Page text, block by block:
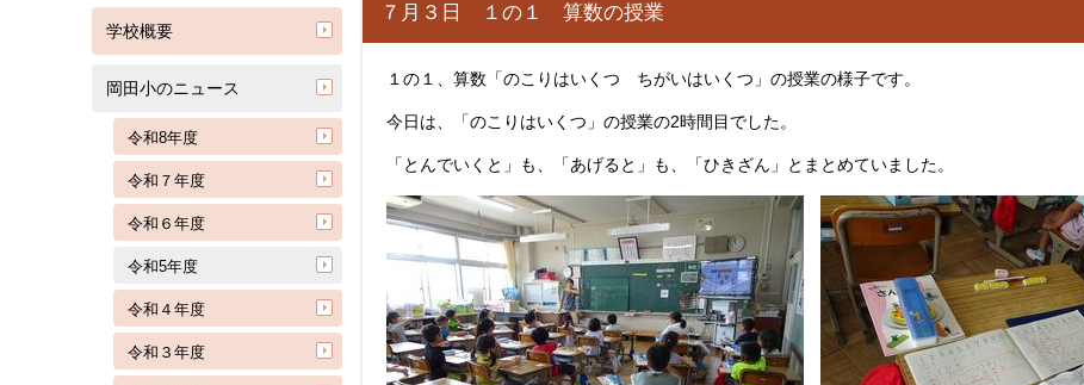
学校概要
岡田小のニュース
令和8年度
令和７年度
令和６年度
令和5年度
令和４年度
令和３年度
７月３日 １の１ 算数の授業
１の１、算数「のこりはいくつ ちがいはいくつ」の授業の様子です。
今日は、「のこりはいくつ」の授業の2時間目でした。
「とんでいくと」も、「あげると」も、「ひきざん」とまとめていました。